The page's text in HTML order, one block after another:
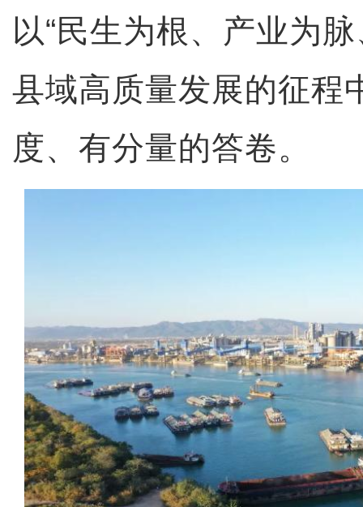
以“民生为根、产业为
县域高质量发展的征程
度、有分量的答卷。